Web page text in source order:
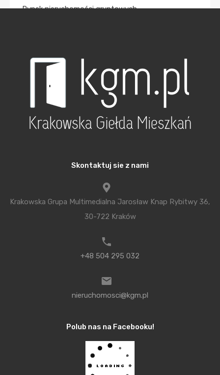
Rynek nieruchomości gruntowych
Obserwuje się pozytywne zmiany w liczbie
transakcji gruntami usługowymi oraz w cenach
nieruchomości o bardzo dobrych cechach
Ceny nieruchomości o przeznaczeniu
2015 nie uległy żadnym zmianom w ujęciu realnym.
Niezmiennie największy popyt na grunty pod
zabudowę mieszkaniową obserwuje się w gminach:
Zielonki, Zabierzów, Mogilany i Wielka Wieś. Tam też
Najwięcej obrotów prawem własności
o funkcji mieszkaniowej znajdują się w fazie
ożywienia, zaś rolne zmierzają ku tejże fazie od 2014
Skontaktuj sie z nami
Krakowska Grupa Multimedialna Jarosław Knap Rybitwy 36,
30-722 Kraków
+48 504 295 032
nieruchomosci@kgm.pl
Polub nas na Facebooku!